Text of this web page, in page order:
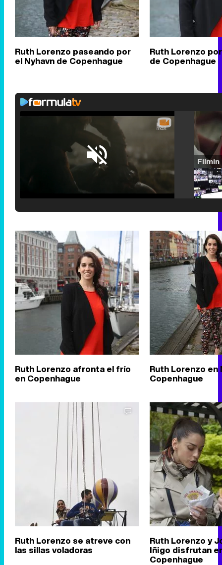
Ruth Lorenzo paseando por
el Nyhavn de Copenhague
Ruth Lorenzo
de Copenhague
Ruth Lorenzo afronta el frío
en Copenhague
Ruth Lorenzo en
Copenhague
Ruth Lorenzo se atreve con
las sillas voladoras
Ruth Lorenzo y
Iñigo disfrutan
Copenhague